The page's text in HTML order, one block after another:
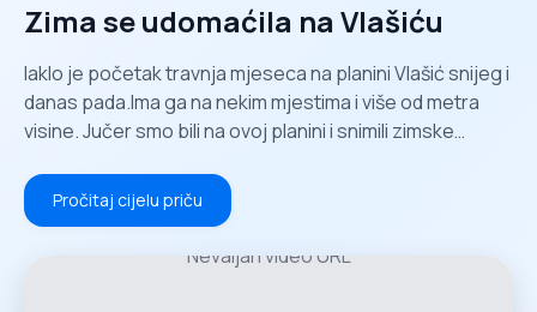
Nevaljan video URL
Zima se udomaćila na Vlašiću
Iaklo je početak travnja mjeseca na planini Vlašić snijeg i
danas pada.Ima ga na nekim mjestima i više od metra
visine. Jučer smo bili na ovoj planini i snimili zimske
Pročitaj cijelu priču